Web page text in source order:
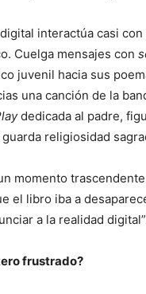
interactúa casi
Cuelga mensajes con
juvenil hacia sus
una canción de la
dedicada al padre,
religiosidad
momento
el libro iba a
a la realidad
frustrado?